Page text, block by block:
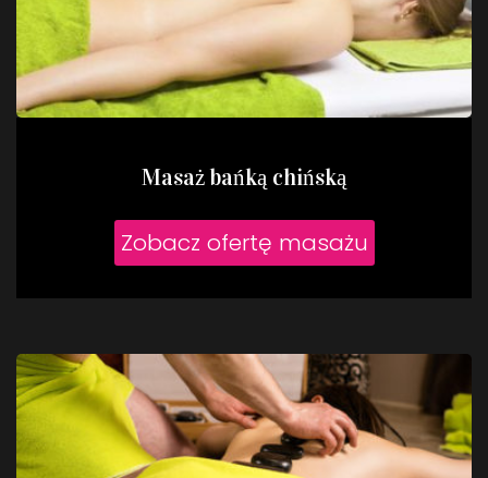
Masaż bańką chińską
Zobacz ofertę masażu